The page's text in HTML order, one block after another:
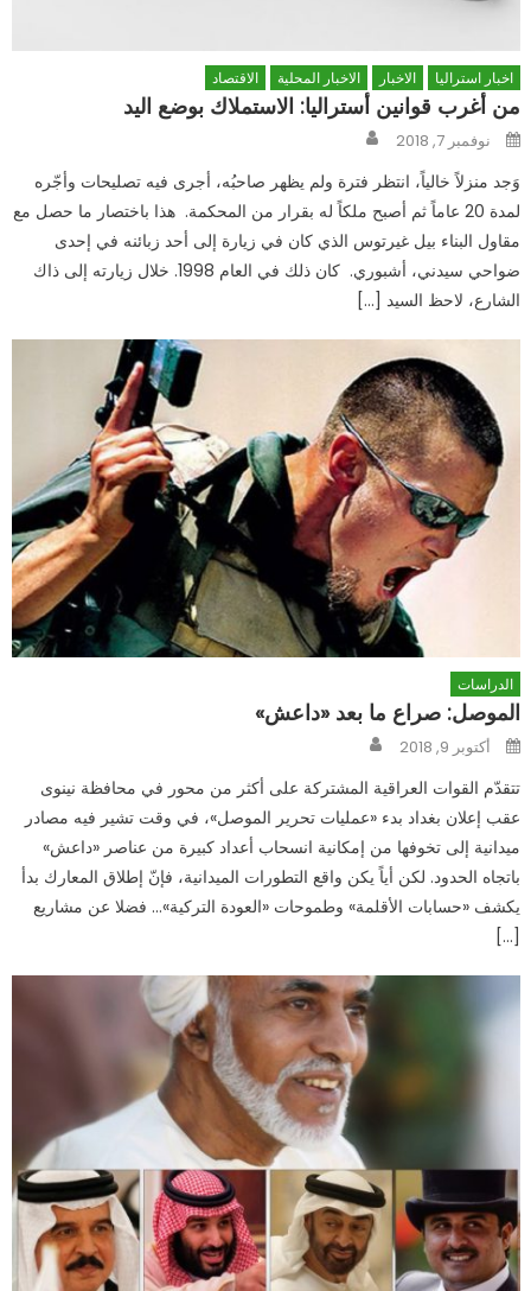
اخبار استراليا الاخبار الاخبار المحلية الاقتصاد
من أغرب قوانين أستراليا: الاستملاك بوضع اليد
Posted
onنوفمبر 7, 2018
وَجد منزلاً خالياً، انتظر فترة ولم يظهر صاحبُه، أجرى فيه تصليحات وأجّره
لمدة 20 عاماً ثم أصبح ملكاً له بقرار من المحكمة. هذا باختصار ما حصل مع
مقاول البناء بيل غيرتوس الذي كان في زيارة إلى أحد زبائنه في إحدى
ضواحي سيدني، أشبوري. كان ذلك في العام 1998. خلال زيارته إلى ذاك
الشارع، لاحظ السيد […]
الدراسات
الموصل: صراع ما بعد «داعش»
Posted
onأكتوبر 9, 2018
تتقدّم القوات العراقية المشتركة على أكثر من محور في محافظة نينوى
عقب إعلان بغداد بدء «عمليات تحرير الموصل»، في وقت تشير فيه مصادر
ميدانية إلى تخوفها من إمكانية انسحاب أعداد كبيرة من عناصر «داعش»
باتجاه الحدود. لكن أياً يكن واقع التطورات الميدانية، فإنّ إطلاق المعارك بدأ
يكشف «حسابات الأقلمة» وطموحات «العودة التركية»… فضلا عن مشاريع
[…]